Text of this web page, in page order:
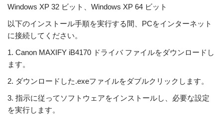
Windows XP 32 ビット、Windows XP 64 ビット
以下のインストール手順を実行する間、PCをインターネット
に接続してください。
1. Canon MAXIFY iB4170 ドライバ ファイルをダウンロードし
ます。
2. ダウンロードした.exeファイルをダブルクリックします。
3. 指示に従ってソフトウェアをインストールし、必要な設定
を実行します。